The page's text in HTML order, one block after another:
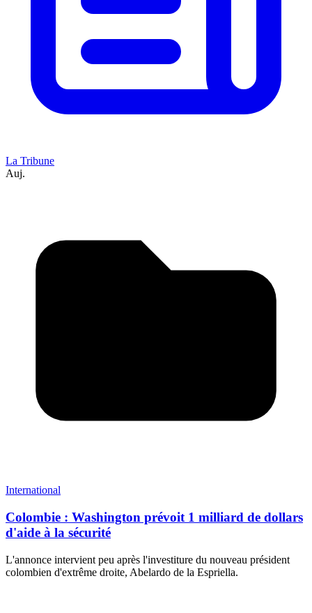
La Tribune
Auj.
International
Colombie : Washington prévoit 1 milliard de dollars
d'aide à la sécurité
L'annonce intervient peu après l'investiture du nouveau président
colombien d'extrême droite, Abelardo de la Espriella.